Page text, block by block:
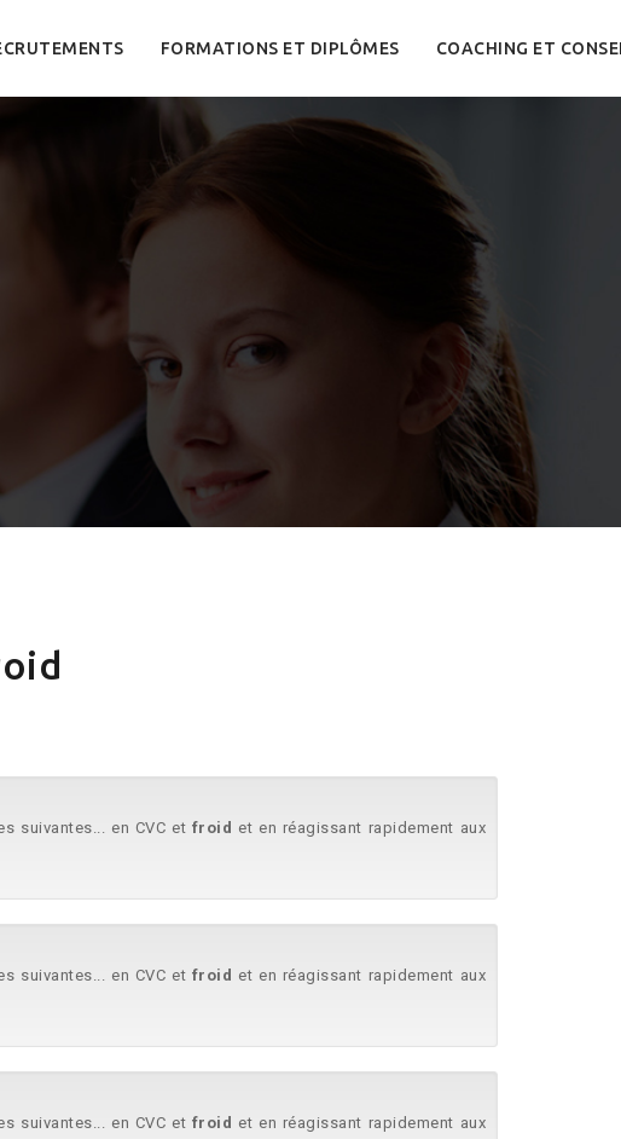
FORMATIONS ET DIPLÔMES COACHING ET
suivantes... en CVC et froid et en réagissant rapidement aux
suivantes... en CVC et froid et en réagissant rapidement aux
suivantes... en CVC et froid et en réagissant rapidement aux